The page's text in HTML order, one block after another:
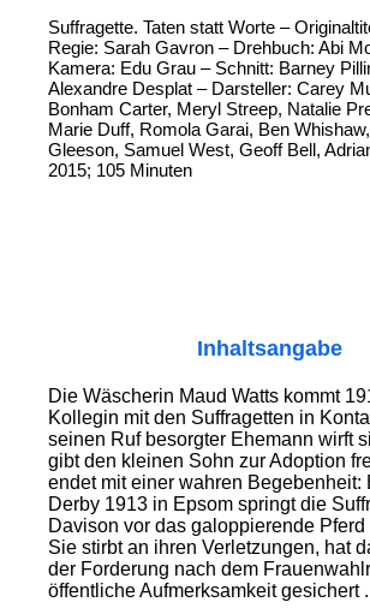
Suffragette. Taten statt Worte –
Regie: Sarah Gavron – Drehbuch: Abi
Kamera: Edu Grau – Schnitt: Barney
Alexandre Desplat – Darsteller: Carey
Bonham Carter, Meryl Streep, Natalie
Marie Duff, Romola Garai, Ben
Gleeson, Samuel West, Geoff Bell,
2015; 105 Minuten
Inhaltsangabe
Die Wäscherin Maud Watts kommt
Kollegin mit den Suffragetten in
seinen Ruf besorgter Ehemann wirft
gibt den kleinen Sohn zur Adoption
endet mit einer wahren Begebenheit:
Derby 1913 in Epsom springt die
Davison vor das galoppierende
Sie stirbt an ihren Verletzungen, hat
der Forderung nach dem
öffentliche Aufmerksamkeit gesichert